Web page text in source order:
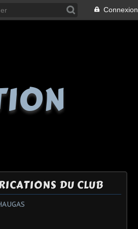
Connexion
DU CLUB